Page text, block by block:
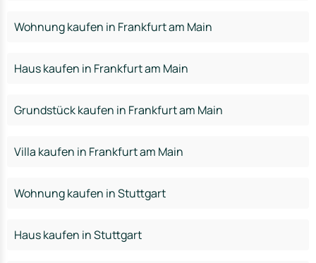
Wohnung kaufen in Frankfurt am Main
Haus kaufen in Frankfurt am Main
Grundstück kaufen in Frankfurt am Main
Villa kaufen in Frankfurt am Main
Wohnung kaufen in Stuttgart
Haus kaufen in Stuttgart